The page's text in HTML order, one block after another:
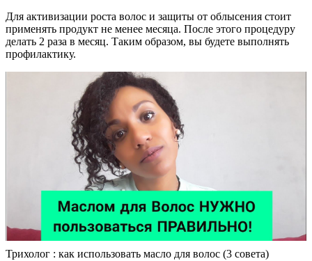
Для активизации роста волос и защиты от облысения стоит
применять продукт не менее месяца. После этого процедуру
делать 2 раза в месяц. Таким образом, вы будете выполнять
профилактику.
Трихолог : как использовать масло для волос (3 совета)